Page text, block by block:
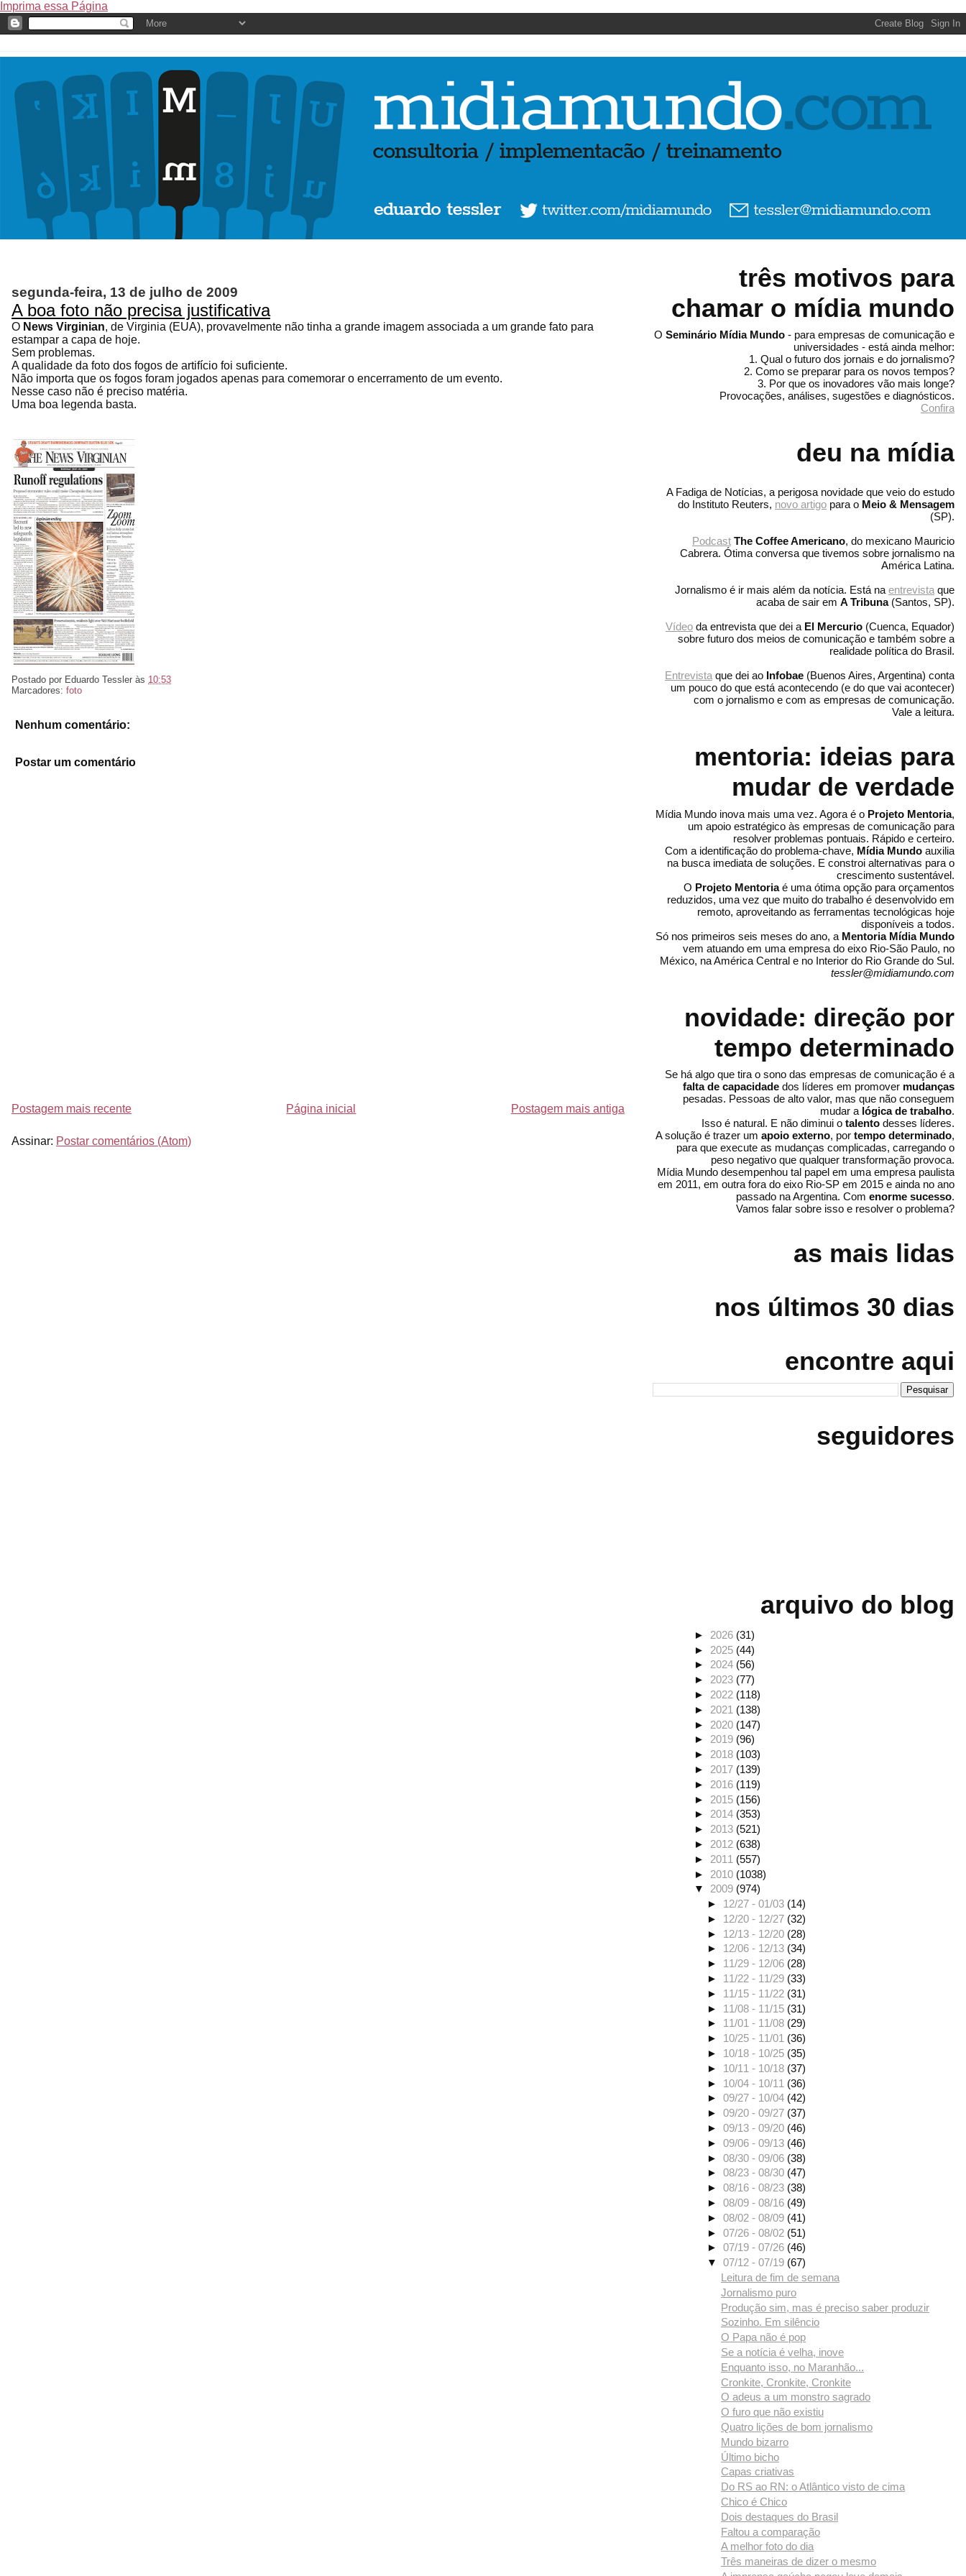
Imprima essa Página
segunda-feira, 13 de julho de 2009
A boa foto não precisa justificativa
O News Virginian, de Virginia (EUA), provavelmente não tinha a grande imagem associada a um grande fato para
estampar a capa de hoje.
Sem problemas.
A qualidade da foto dos fogos de artifício foi suficiente.
Não importa que os fogos foram jogados apenas para comemorar o encerramento de um evento.
Nesse caso não é preciso matéria.
Uma boa legenda basta.
Postado por Eduardo Tessler às 10:53
Marcadores: foto
Nenhum comentário:
Postar um comentário
Postagem mais recente Postagem mais antiga
Página inicial
Assinar: Postar comentários (Atom)
três motivos para
chamar o mídia mundo
O Seminário Mídia Mundo - para empresas de comunicação e
universidades - está ainda melhor:
1. Qual o futuro dos jornais e do jornalismo?
2. Como se preparar para os novos tempos?
3. Por que os inovadores vão mais longe?
Provocações, análises, sugestões e diagnósticos.
Confira
deu na mídia
A Fadiga de Notícias, a perigosa novidade que veio do estudo
do Instituto Reuters, novo artigo para o Meio & Mensagem
(SP).
Podcast The Coffee Americano, do mexicano Mauricio
Cabrera. Ótima conversa que tivemos sobre jornalismo na
América Latina.
Jornalismo é ir mais além da notícia. Está na entrevista que
acaba de sair em A Tribuna(Santos, SP).
Vídeo da entrevista que dei a El Mercurio (Cuenca, Equador)
sobre futuro dos meios de comunicação e também sobre a
realidade política do Brasil.
Entrevista que dei ao Infobae (Buenos Aires, Argentina) conta
um pouco do que está acontecendo (e do que vai acontecer)
com o jornalismo e com as empresas de comunicação.
Vale a leitura.
mentoria: ideias para
mudar de verdade
Mídia Mundo inova mais uma vez. Agora é o Projeto Mentoria,
um apoio estratégico às empresas de comunicação para
resolver problemas pontuais. Rápido e certeiro.
Com a identificação do problema-chave, Mídia Mundo auxilia
na busca imediata de soluções. E constroi alternativas para o
crescimento sustentável.
O Projeto Mentoriaé uma ótima opção para orçamentos
reduzidos, uma vez que muito do trabalho é desenvolvido em
remoto, aproveitando as ferramentas tecnológicas hoje
disponíveis a todos.
Só nos primeiros seis meses do ano, a Mentoria Mídia Mundo
vem atuando em uma empresa do eixo Rio-São Paulo, no
México, na América Central e no Interior do Rio Grande do Sul.
tessler@midiamundo.com
novidade: direção por
tempo determinado
Se há algo que tira o sono das empresas de comunicação é a
falta de capacidade dos líderes em promover mudanças
pesadas. Pessoas de alto valor, mas que não conseguem
mudar a lógica de trabalho.
Isso é natural. E não diminui o talento desses líderes.
A solução é trazer um apoio externo, por tempo determinado,
para que execute as mudanças complicadas, carregando o
peso negativo que qualquer transformação provoca.
Mídia Mundo desempenhou tal papel em uma empresa paulista
em 2011, em outra fora do eixo Rio-SP em 2015 e ainda no ano
passado na Argentina. Com enorme sucesso.
Vamos falar sobre isso e resolver o problema?
as mais lidas
nos últimos 30 dias
encontre aqui
seguidores
arquivo do blog
► 2026 (31)
► 2025 (44)
► 2024 (56)
► 2023 (77)
► 2022 (118)
► 2021 (138)
► 2020 (147)
► 2019 (96)
► 2018 (103)
► 2017 (139)
► 2016 (119)
► 2015 (156)
► 2014 (353)
► 2013 (521)
► 2012 (638)
► 2011 (557)
► 2010 (1038)
▼ 2009 (974)
► 12/27 - 01/03 (14)
► 12/20 - 12/27 (32)
► 12/13 - 12/20 (28)
► 12/06 - 12/13 (34)
► 11/29 - 12/06 (28)
► 11/22 - 11/29 (33)
► 11/15 - 11/22 (31)
► 11/08 - 11/15 (31)
► 11/01 - 11/08 (29)
► 10/25 - 11/01 (36)
► 10/18 - 10/25 (35)
► 10/11 - 10/18 (37)
► 10/04 - 10/11 (36)
►09/27 - 10/04 (42)
►09/20 - 09/27 (37)
►09/13 - 09/20 (46)
►09/06 - 09/13 (46)
►08/30 - 09/06 (38)
►08/23 - 08/30 (47)
►08/16 - 08/23 (38)
►08/09 - 08/16 (49)
►08/02 - 08/09 (41)
►07/26 - 08/02 (51)
►07/19 - 07/26 (46)
▼07/12 - 07/19 (67)
Leitura de fim de semana
Jornalismo puro
Produção sim, mas é preciso saber produzir
Sozinho. Em silêncio
O Papa não é pop
Se a notícia é velha, inove
Enquanto isso, no Maranhão...
Cronkite, Cronkite, Cronkite
O adeus a um monstro sagrado
O furo que não existiu
Quatro lições de bom jornalismo
Mundo bizarro
Último bicho
Capas criativas
Do RS ao RN: o Atlântico visto de cima
Chico é Chico
Dois destaques do Brasil
Faltou a comparação
A melhor foto do dia
Três maneiras de dizer o mesmo